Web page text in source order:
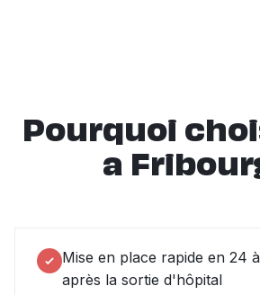
Pourquoi
a
Mise en place rapide en 24
après la sortie d'hôpital